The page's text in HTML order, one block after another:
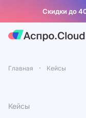
Скидки до
Главная Кейсы
Кейсы